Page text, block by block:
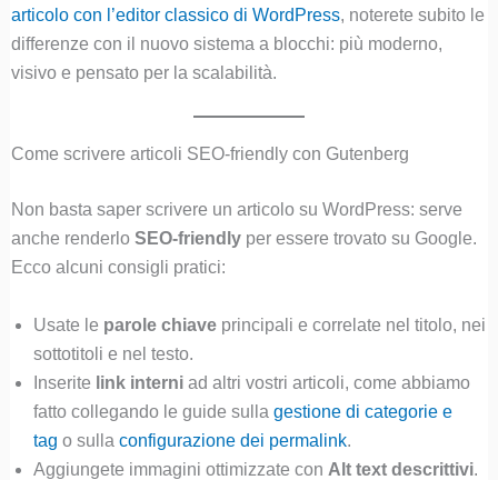
articolo con l’editor classico di WordPress, noterete subito le
differenze con il nuovo sistema a blocchi: più moderno,
visivo e pensato per la scalabilità.
Come scrivere articoli SEO-friendly con Gutenberg
Non basta saper scrivere un articolo su WordPress: serve
anche renderlo SEO-friendlyper essere trovato su Google.
Ecco alcuni consigli pratici:
Usate le parole chiaveprincipali e correlate nel titolo, nei
sottotitoli e nel testo.
Inserite link interniad altri vostri articoli, come abbiamo
fatto collegando le guide sulla gestione di categorie e
tag o sulla configurazione dei permalink.
Aggiungete immagini ottimizzate con Alt text descrittivi.